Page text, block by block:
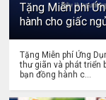
Tặng Miễn phí
hành cho giấc
Tặng Miễn phí Ứng
thư giãn và phát triển
bạn đồng hành c...